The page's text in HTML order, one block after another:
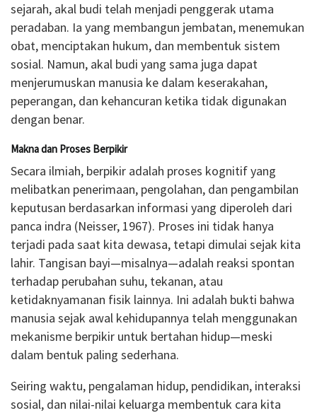
sejarah, akal budi telah menjadi penggerak utama
peradaban. Ia yang membangun jembatan, menemukan
obat, menciptakan hukum, dan membentuk sistem
sosial. Namun, akal budi yang sama juga dapat
menjerumuskan manusia ke dalam keserakahan,
peperangan, dan kehancuran ketika tidak digunakan
dengan benar.
Makna dan Proses Berpikir
Secara ilmiah, berpikir adalah proses kognitif yang
melibatkan penerimaan, pengolahan, dan pengambilan
keputusan berdasarkan informasi yang diperoleh dari
panca indra (Neisser, 1967). Proses ini tidak hanya
terjadi pada saat kita dewasa, tetapi dimulai sejak kita
lahir. Tangisan bayi—misalnya—adalah reaksi spontan
terhadap perubahan suhu, tekanan, atau
ketidaknyamanan fisik lainnya. Ini adalah bukti bahwa
manusia sejak awal kehidupannya telah menggunakan
mekanisme berpikir untuk bertahan hidup—meski
dalam bentuk paling sederhana.
Seiring waktu, pengalaman hidup, pendidikan, interaksi
sosial, dan nilai-nilai keluarga membentuk cara kita